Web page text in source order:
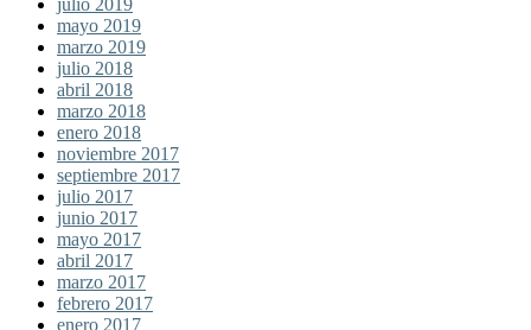
mayo 2019
marzo 2019
julio 2018
abril 2018
marzo 2018
enero 2018
noviembre 2017
septiembre 2017
julio 2017
junio 2017
mayo 2017
abril 2017
marzo 2017
febrero 2017
enero 2017